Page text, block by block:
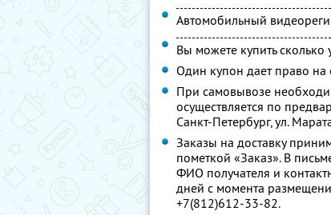
Автомобильный
Вы можете купить
Один купон дает право на
При самовывозе
осуществляется по
Санкт-Петербург, ул.
Заказы на доставку
пометкой «Заказ». В
ФИО получателя и
дней с момента
+7(812)612-33-82.